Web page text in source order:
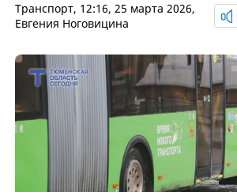
Транспорт, 12:16, 25 марта 2026,
Евгения Ноговицина